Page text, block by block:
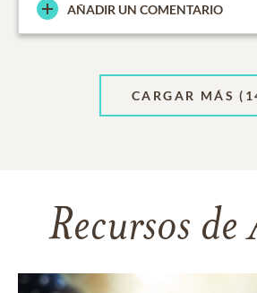
AÑADIR UN COMENTARIO
CARGAR MÁS
Recursos de